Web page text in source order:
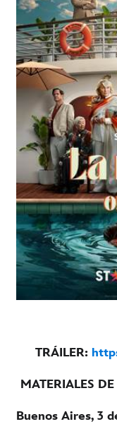
TRÁILER:
MATERIALES
Buenos Aires, 3